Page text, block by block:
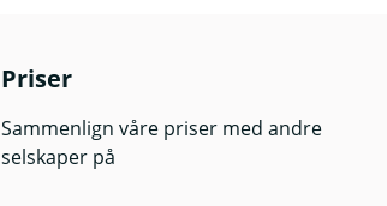
Priser
Sammenlign våre priser med andre
selskaper på